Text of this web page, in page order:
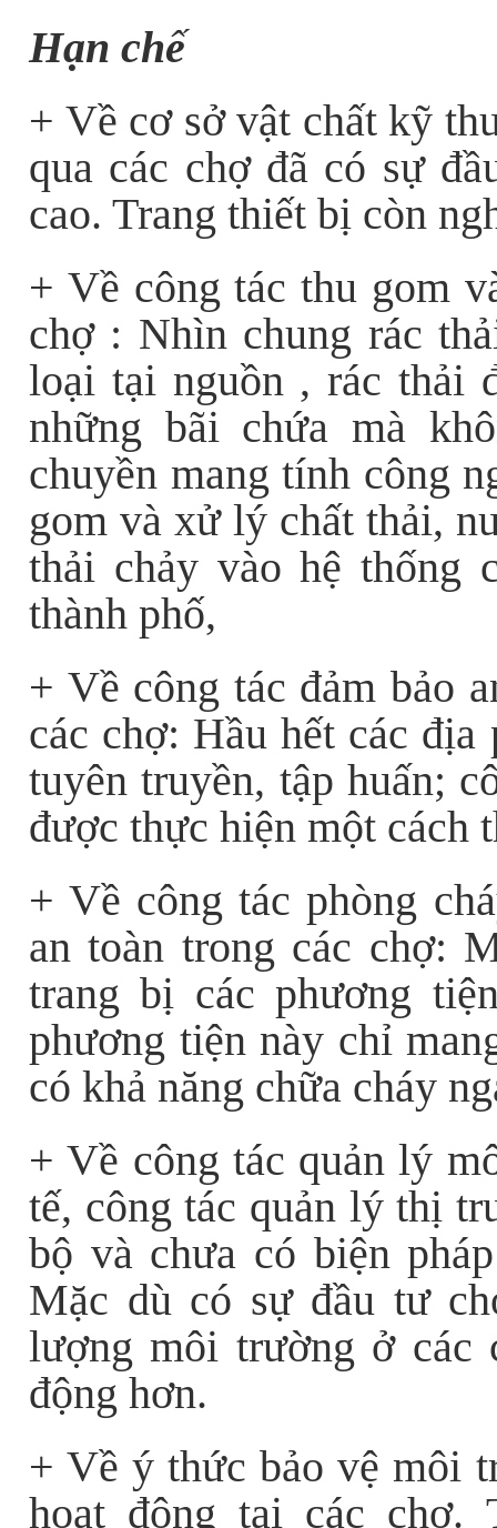
Hạn chế
+ Về cơ sở vật chất kỹ
qua các chợ đã có sự
cao. Trang thiết bị còn
+ Về công tác thu gom
chợ: Nhìn chung rác
loại tại nguồn , rác thải
những bãi chứa mà
chuyền mang tính công
gom và xử lý chất thải,
thải chảy vào hệ thống
thành phố,
+ Về công tác đảm bảo
các chợ: Hầu hết các
tuyên truyền, tập huấn;
được thực hiện một cách
+ Về công tác phòng
an toàn trong các chợ:
trang bị các phương
phương tiện này chỉ
có khả năng chữa cháy
+ Về công tác quản lý
tế, công tác quản lý thị
bộ và chưa có biện
Mặc dù có sự đầu tư
lượng môi trường ở các
động hơn.
+ Về ý thức bảo vệ môi
hoạt động tại các chợ.